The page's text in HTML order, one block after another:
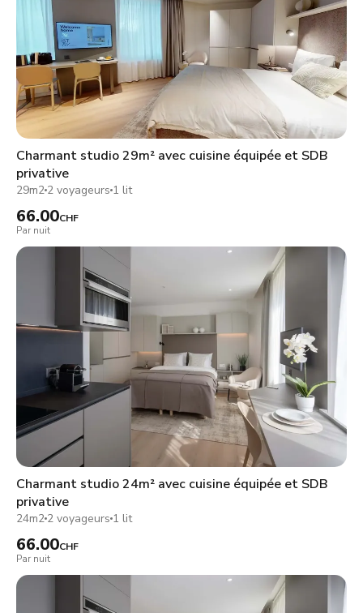
Charmant studio 29m² avec cuisine équipée et SDB
privative
29m2 2 voyageurs 1 lit
66.00CHF
Par nuit
Charmant studio 24m² avec cuisine équipée et SDB
privative
24m2 2 voyageurs 1 lit
66.00CHF
Par nuit